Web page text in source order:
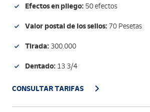
Efectos en pliego: 50 efectos
Valor postal de los sellos: 70 Pesetas
Tirada: 300.000
Dentado: 13 3/4
CONSULTAR TARIFAS